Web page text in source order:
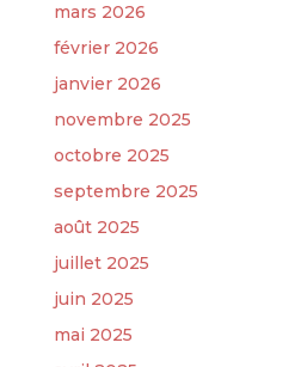
mars 2026
février 2026
janvier 2026
novembre 2025
octobre 2025
septembre 2025
août 2025
juillet 2025
juin 2025
mai 2025